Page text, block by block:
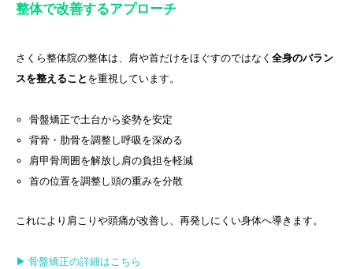
整体で改善するアプローチ
さくら整体院の整体は、肩や首だけをほぐすのではなく 全身のバラン
スを整えること を重視しています。
骨盤矯正で土台から姿勢を安定
背骨・肋骨を調整し呼吸を深める
肩甲骨周囲を解放し肩の負担を軽減
首の位置を調整し頭の重みを分散
これにより肩こりや頭痛が改善し、再発しにくい身体へ導きます。
▶ 骨盤矯正の詳細はこちら